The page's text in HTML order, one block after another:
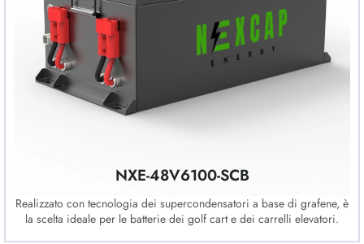
NXE-48V6100-SCB
Realizzato con tecnologia dei supercondensatori a base di grafene, è
la scelta ideale per le batterie dei golf cart e dei carrelli elevatori.